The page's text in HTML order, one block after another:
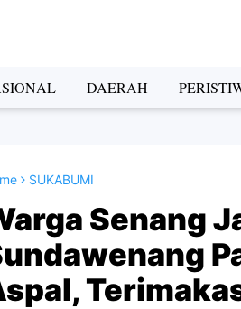
DAERAH
SUKABUMI
Senang